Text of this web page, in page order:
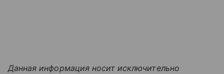
Данная информация носит исключительно